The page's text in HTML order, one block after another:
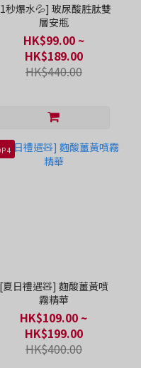
秒爆水💦] 玻尿酸胜肽雙
層安瓶
HK$99.00 ~
HK$189.00
HK$440.00
4
[夏日禮遇🧸] 麴酸薑黃噴
霧精華
HK$109.00 ~
HK$199.00
HK$400.00